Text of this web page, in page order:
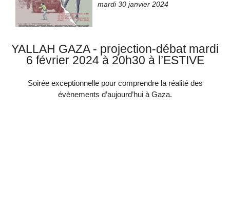
mardi 30 janvier 2024
YALLAH GAZA - projection-débat mardi
6 février 2024 à 20h30 à l’ESTIVE
Soirée exceptionnelle pour comprendre la réalité des
évènements d’aujourd’hui à Gaza.